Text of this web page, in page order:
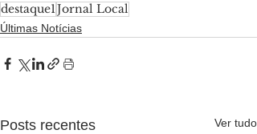
destaque1 Jornal Local
Últimas Notícias
Posts recentes Ver tudo